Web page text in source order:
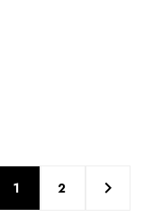
1 2 